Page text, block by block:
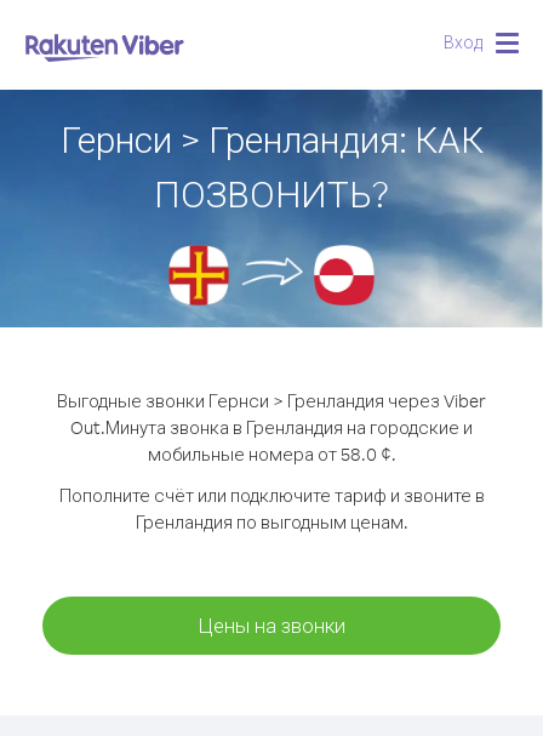
Вход
Гернси > Гренландия: КАК
ПОЗВОНИТЬ?
Выгодные звонки Гернси > Гренландия через Viber
Out.Минута звонка в Гренландия на городские и
мобильные номера от 58.0 ¢.
Пополните счёт или подключите тариф и звоните в
Гренландия по выгодным ценам.
Цены на звонки